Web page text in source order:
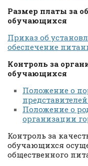
Размер платы за
обучающихся
Приказ об
обеспечение
Контроль за
обучающихся
Положение о
Положение о
организации
Контроль за
обучающихся
общественного